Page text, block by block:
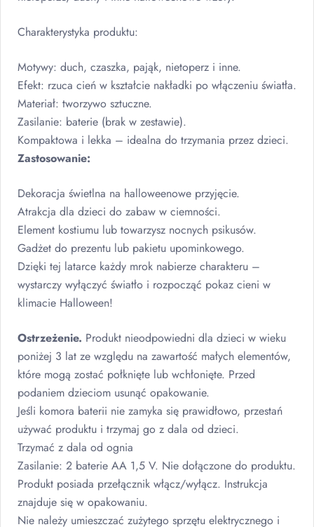
Charakterystyka produktu:
Motywy: duch, czaszka, pająk, nietoperz i inne.
Efekt: rzuca cień w kształcie nakładki po włączeniu światła.
Materiał: tworzywo sztuczne.
Zasilanie: baterie (brak w zestawie).
Kompaktowa i lekka – idealna do trzymania przez dzieci.
Zastosowanie:
Dekoracja świetlna na halloweenowe przyjęcie.
Atrakcja dla dzieci do zabaw w ciemności.
Element kostiumu lub towarzysz nocnych psikusów.
Gadżet do prezentu lub pakietu upominkowego.
Dzięki tej latarce każdy mrok nabierze charakteru –
wystarczy wyłączyć światło i rozpocząć pokaz cieni w
klimacie Halloween!
Ostrzeżenie. Produkt nieodpowiedni dla dzieci w wieku
poniżej 3 lat ze względu na zawartość małych elementów,
które mogą zostać połknięte lub wchłonięte. Przed
podaniem dzieciom usunąć opakowanie.
Jeśli komora baterii nie zamyka się prawidłowo, przestań
używać produktu i trzymaj go z dala od dzieci.
Trzymać z dala od ognia
Zasilanie: 2 baterie AA 1,5 V. Nie dołączone do produktu.
Produkt posiada przełącznik włącz/wyłącz. Instrukcja
znajduje się w opakowaniu.
Nie należy umieszczać zużytego sprzętu elektrycznego i